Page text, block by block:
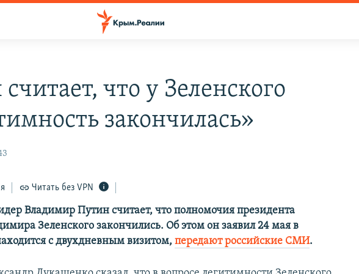
что у Зеленского
закончилась»
Читать без VPN
Владимир Путин считает, что полномочия президента
Зеленского закончились. Об этом он заявил 24 мая в
с двухдневным визитом,передают российские СМИ.